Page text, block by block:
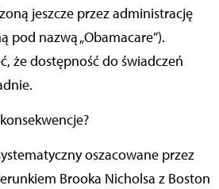
jeszcze przez administrację
pod nazwą „Obamacare”).
że dostępność do świadczeń
oszacowane przez
Brooka Nicholsa z Boston